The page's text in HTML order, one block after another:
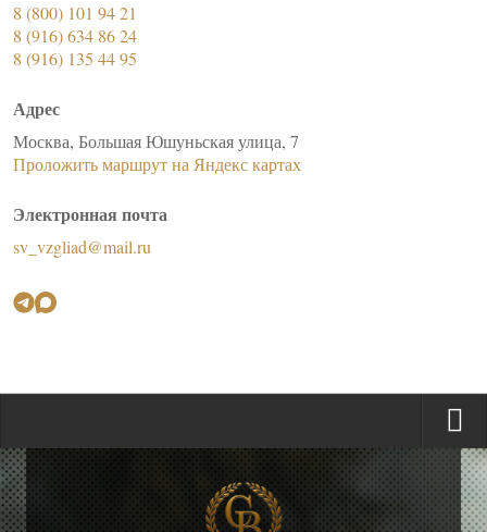
8 (800) 101 94 21
8 (916) 634 86 24
8 (916) 135 44 95
Адрес
Москва, Большая Юшуньская улица, 7
Проложить маршрут на Яндекс картах
Электронная почта
sv_vzgliad@mail.ru